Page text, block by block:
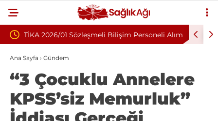
Bilişim Personeli Alım Nükleoplasti mi, Ameliyat mı?
Ana Sayfa › Gündem
“3 Çocuklu Annelere
KPSS’siz Memurluk”